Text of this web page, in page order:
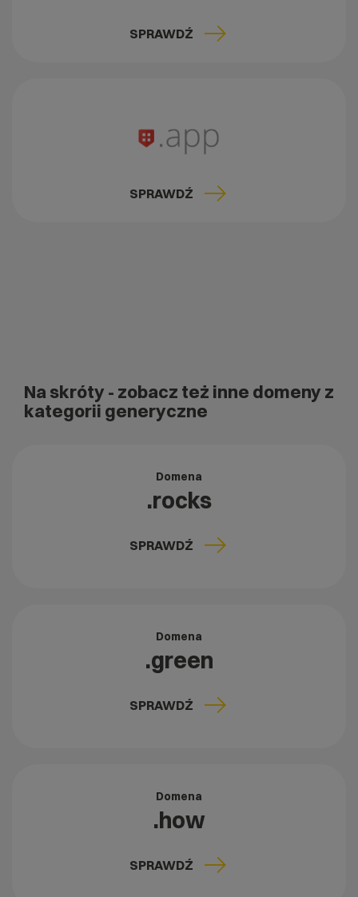
SPRAWDŹ
SPRAWDŹ
Na skróty - zobacz też inne domeny z
kategorii generyczne
Domena
.rocks
SPRAWDŹ
Domena
.green
SPRAWDŹ
Domena
.how
SPRAWDŹ